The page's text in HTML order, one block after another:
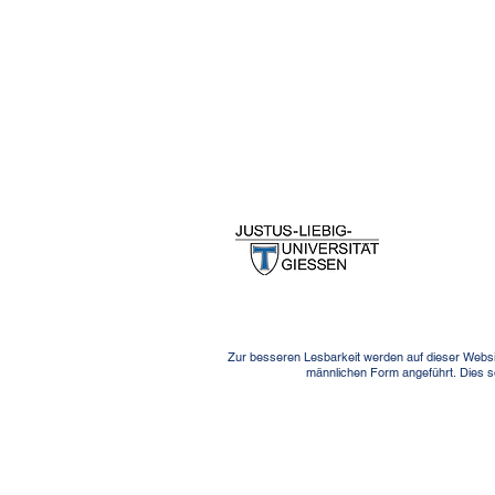
Zur besseren Lesbarkeit werden auf dieser
männlichen Form angeführt. Dies